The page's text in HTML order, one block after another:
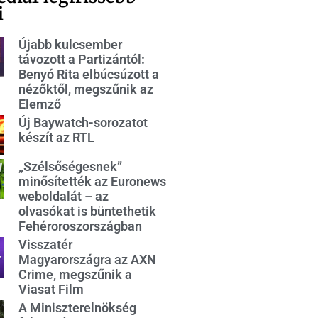
Újabb kulcsember
távozott a Partizántól:
Benyó Rita elbúcsúzott a
nézőktől, megszűnik az
Elemző
Új Baywatch-sorozatot
készít az RTL
„Szélsőségesnek”
minősítették az Euronews
weboldalát – az
olvasókat is büntethetik
Fehéroroszországban
Visszatér
Magyarországra az AXN
Crime, megszűnik a
Viasat Film
A Miniszterelnökség